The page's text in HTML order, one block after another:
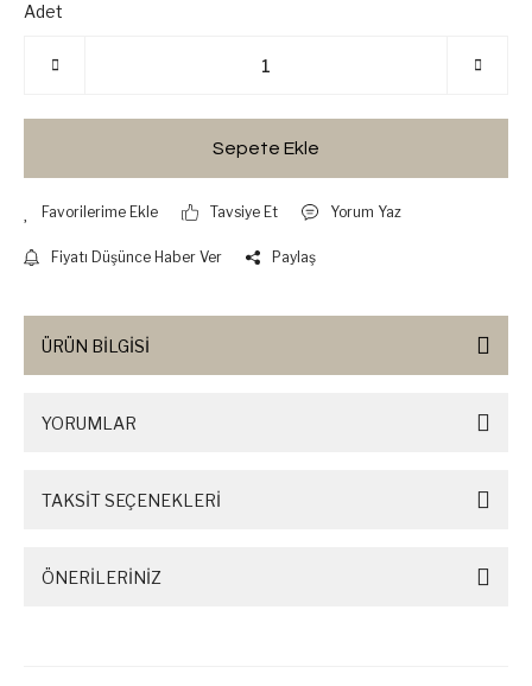
Adet
Sepete Ekle
Tavsiye Et Yorum Yaz
Fiyatı Düşünce Haber Ver Paylaş
ÜRÜN BİLGİSİ
YORUMLAR
TAKSİT SEÇENEKLERİ
ÖNERİLERİNİZ